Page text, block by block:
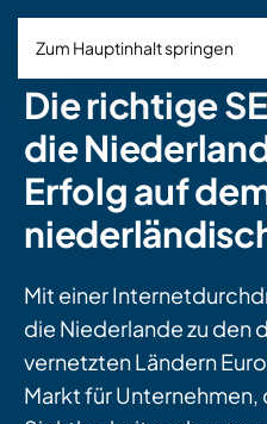
Zum Hauptinhalt springen
Die richtige
die
Erfolg auf
Mit einer
die Niederlande zu den
vernetzten Ländern
Markt für Unternehmen,